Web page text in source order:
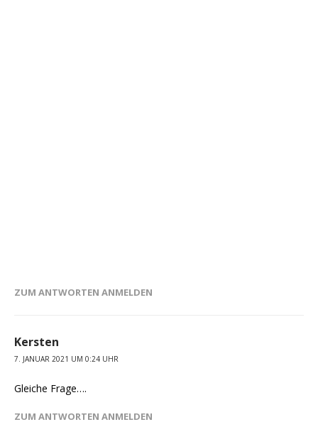
ZUM ANTWORTEN ANMELDEN
Kersten
7. JANUAR 2021 UM 0:24 UHR
Gleiche Frage….
ZUM ANTWORTEN ANMELDEN